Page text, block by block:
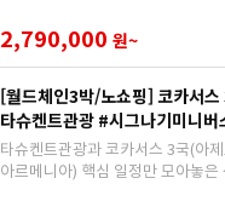
2,790,000 원~
[월드체인3박/노쇼핑] 코카서
타슈켄트관광 #시그나기미니
리스츠케 #인솔가이드동행
타슈켄트관광과 코카서스 3국(아
아르메니아) 핵심 일정만 모아놓은